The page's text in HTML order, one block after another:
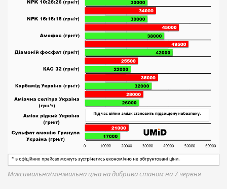
Максимальна/мінімальна ціна на добрива станом на 7 червня